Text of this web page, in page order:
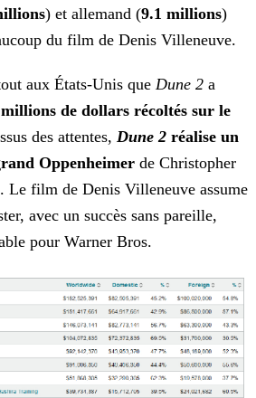
) et allemand (9.1 millions)
du film de Denis Villeneuve.
aux États-Unis que Dune 2 a
de dollars récoltés sur le
des attentes, Dune 2 réalise un
Oppenheimer de Christopher
film de Denis Villeneuve assume
avec un succès sans pareille,
pour Warner Bros.